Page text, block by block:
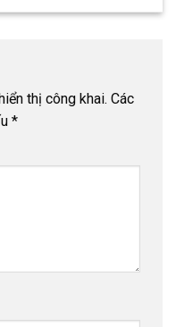
thị công khai. Các
*